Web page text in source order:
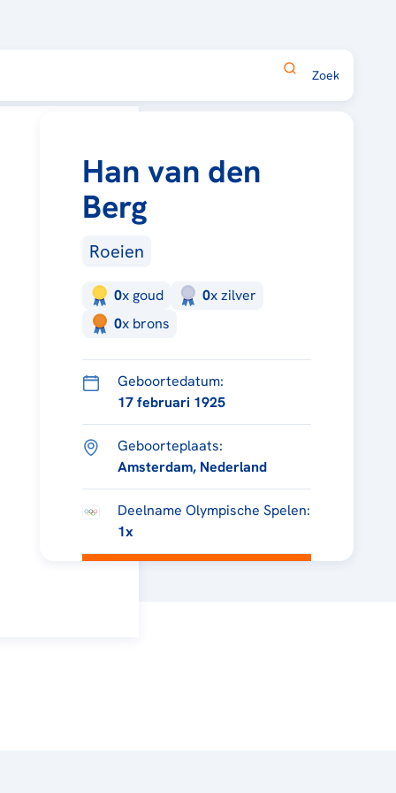
Han van den
Berg
Roeien
0x goud 0xzilver
0x brons
Geboortedatum:
17 februari 1925
Geboorteplaats:
Amsterdam, Nederland
Deelname Olympische Spelen:
1x